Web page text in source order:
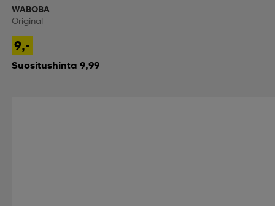
WABOBA
Original
9,-
Suositushinta 9,99